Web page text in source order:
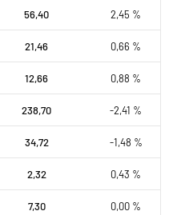
56,40 2,45 %
21,46 0,66 %
12,66 0,88 %
238,70 -2,41 %
34,72 -1,48 %
2,32 0,43 %
7,30 0,00 %